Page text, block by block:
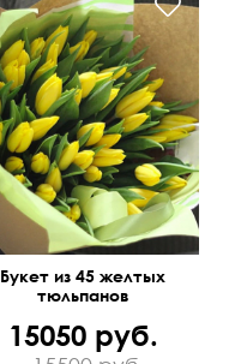
Букет из 45 желтых
тюльпанов
15050 руб.